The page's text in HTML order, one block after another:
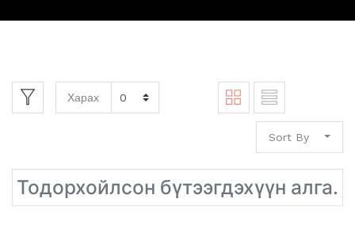
Харах
Sort By
Тодорхойлсон бүтээгдэхүүн алга.